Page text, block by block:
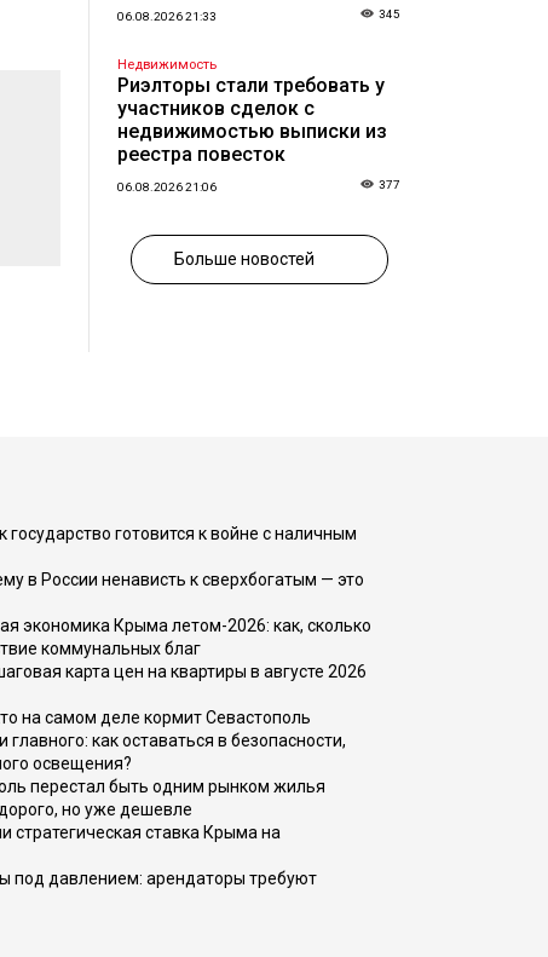
06.08.2026 21:33 345
Недвижимость
Риэлторы стали требовать у
участников сделок с
недвижимостью выписки из
реестра повесток
06.08.2026 21:06 377
Больше новостей
государство готовится к войне с наличным
в России ненависть к сверхбогатым — это
экономика Крыма летом-2026: как, сколько
коммунальных благ
карта цен на квартиры в августе 2026
на самом деле кормит Севастополь
как оставаться в безопасности,
освещения?
перестал быть одним рынком жилья
но уже дешевле
стратегическая ставка Крыма на
под давлением: арендаторы требуют